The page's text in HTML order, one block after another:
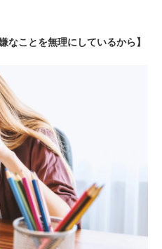
なことを無理にしているから】